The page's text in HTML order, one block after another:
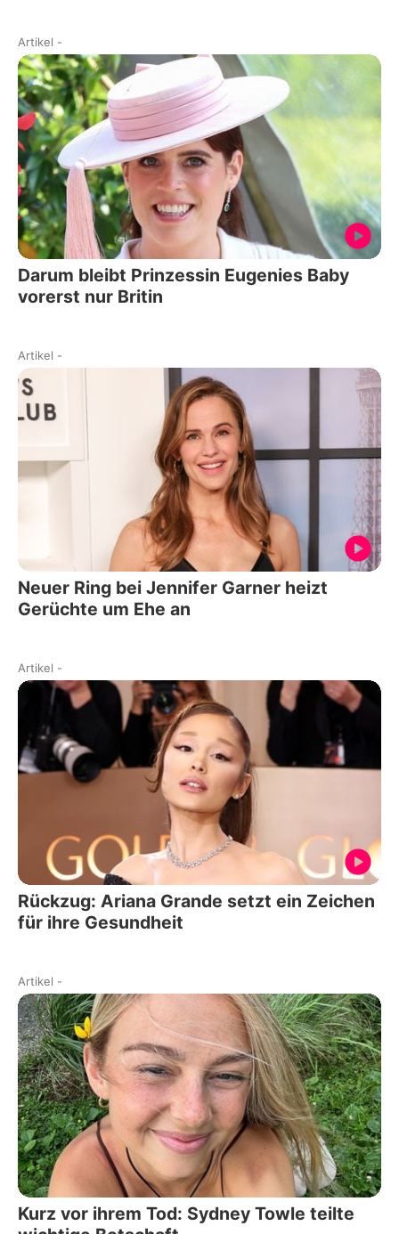
Artikel -
Darum bleibt Prinzessin Eugenies Baby
vorerst nur Britin
Artikel -
Neuer Ring bei Jennifer Garner heizt
Gerüchte um Ehe an
Artikel -
Rückzug: Ariana Grande setzt ein Zeichen
für ihre Gesundheit
Artikel -
Kurz vor ihrem Tod: Sydney Towle teilte